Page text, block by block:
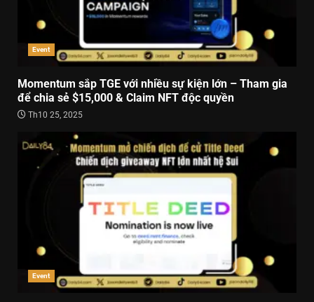
Event
Momentum sắp TGE với nhiều sự kiện lớn – Tham gia
để chia sẻ $15,000 & Claim NFT độc quyền
Th10 25, 2025
Event